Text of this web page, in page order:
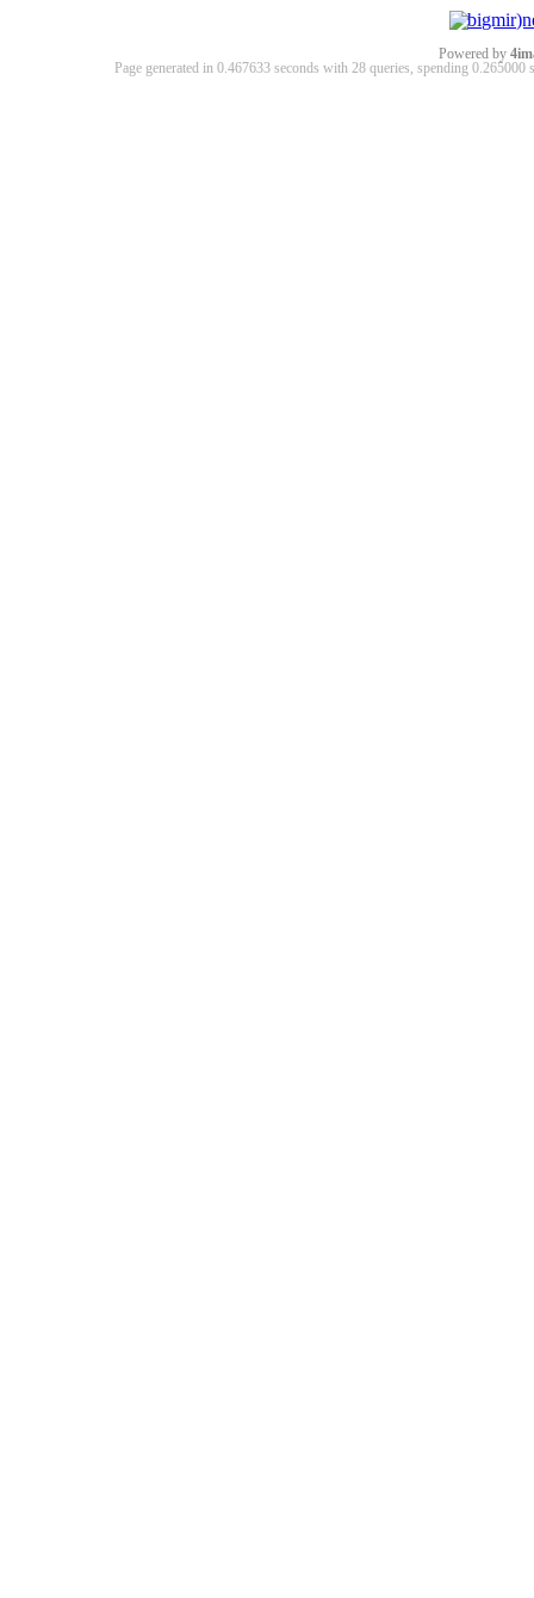
Powered by
Page generated in 0.467633 seconds with 28 queries, spending